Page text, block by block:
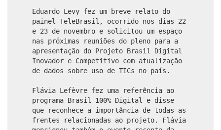
Eduardo Levy fez um breve relato do
painel TeleBrasil, ocorrido nos dias 22
e 23 de novembro e solicitou um espaço
nas próximas reuniões do pleno para a
apresentação do Projeto Brasil Digital
Inovador e Competitivo com atualização
de dados sobre uso de TICs no país.
Flávia Lefèvre fez uma referência ao
programa Brasil 100% Digital e disse
que reconhece a importância de todas as
frentes relacionadas ao projeto. Flávia